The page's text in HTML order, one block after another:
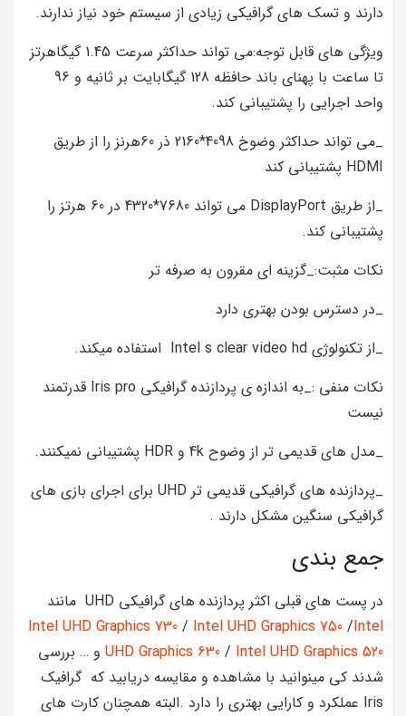
دارند و تسک های گرافیکی زیادی از سیستم خود نیاز ندارند.
ویژگی های قابل توجه:می تواند حداکثر سرعت 1.45 گیگاهرتز
تا ساعت با پهنای باند حافظه 128 گیگابایت بر ثانیه و 96
واحد اجرایی را پشتیبانی کند.
_می تواند حداکثر وضوخ 4098*2160 ذر 60هرنز را از طریق
HDMI پشتیبانی کند
_از طریق DisplayPort می تواند 7680*4320 در 60 هرتز را
پشتیبانی کند.
نکات مثبت:_گزینه ای مقرون به صرفه تر
_در دسترس بودن بهتری دارد
_از تکنولوژی Intel s clear video hd استفاده میکند.
نکات منفی :_به اندازه ی پردازنده گرافیکی Iris pro قدرتمند
نیست
_مدل های قدیمی تر از وضوح 4k و HDR پشتیبانی نمیکنند.
_پردازنده های گرافیکی قدیمی تر UHD برای اجرای بازی های
گرافیکی سنگین مشکل دارند .
جمع بندی
در پست های قبلی اکثر پردازنده های گرافیکی UHD مانند
Intel UHD Graphics 730 / Intel UHD Graphics 750 /Intel
UHD Graphics 630 / Intel UHD Graphics 520
و … بررسی
شدند کی مینوانید با مشاهده و مقایسه دریابید که گرافیک
Iris عملکرد و کارایی بهتری را دارد .البته همچنان کارت های